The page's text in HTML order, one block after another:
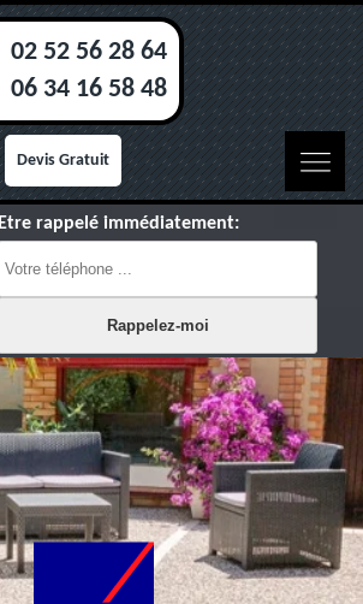
02 52 56 28 64
06 34 16 58 48
Devis Gratuit
Etre rappelé immédiatement: